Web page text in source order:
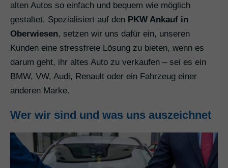
alten Autos so einfach und bequem wie möglich
gestaltet. Spezialisiert auf den PKW Ankauf in
Oberwiesen, setzen wir uns dafür ein, unseren
Kunden eine stressfreie Lösung zu bieten, wenn es
darum geht, ihr altes Auto zu verkaufen – sei es ein
BMW, VW, Audi, Renault oder ein Fahrzeug einer
anderen Marke.
Wer wir sind und was uns auszeichnet